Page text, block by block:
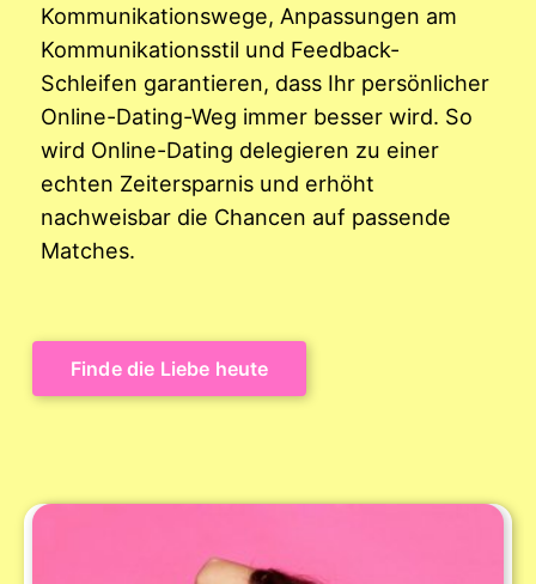
Kommunikationswege, Anpassungen am
Kommunikationsstil und Feedback-
Schleifen garantieren, dass Ihr persönlicher
Online-Dating-Weg immer besser wird. So
wird Online-Dating delegieren zu einer
echten Zeitersparnis und erhöht
nachweisbar die Chancen auf passende
Matches.
Finde die Liebe heute